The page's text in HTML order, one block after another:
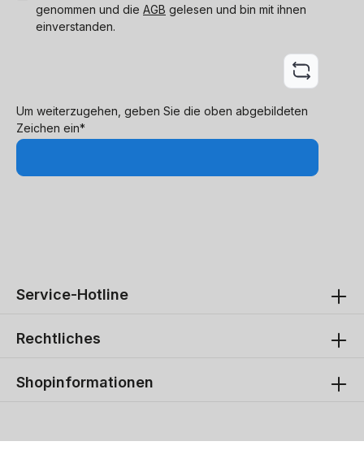
genommen und die AGB gelesen und bin mit ihnen
einverstanden.
Um weiterzugehen, geben Sie die oben abgebildeten
Zeichen ein*
Service-Hotline
Rechtliches
Shopinformationen